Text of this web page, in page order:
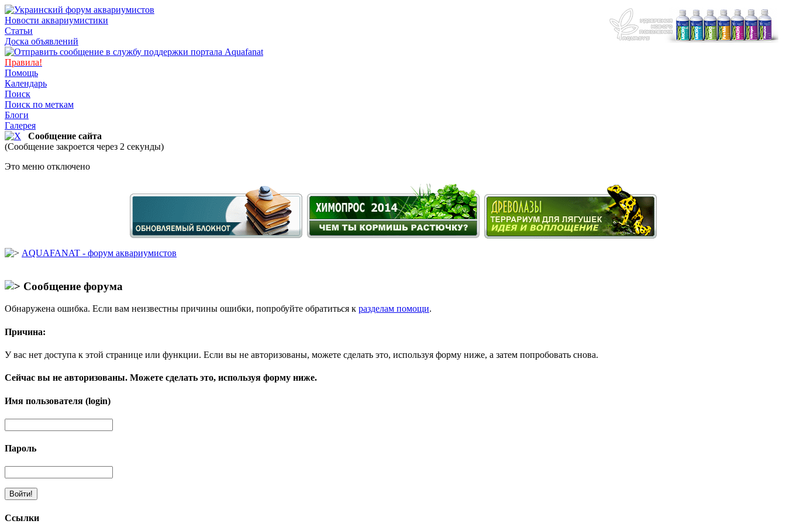
Новости аквариумистики
Статьи
Доска объявлений
Правила!
Помощь
Календарь
Поиск
Поиск по меткам
Блоги
Галерея
Сообщение сайта
(Сообщение закроется через 2 секунды)
Это меню отключено
AQUAFANAT - форум аквариумистов
Сообщение форума
Обнаружена ошибка. Если вам неизвестны причины ошибки, попробуйте обратиться к разделам помощи.
Причина:
У вас нет доступа к этой странице или функции. Если вы не авторизованы, можете сделать это, используя форму ниже, а затем попробовать снова.
Сейчас вы не авторизованы. Можете сделать это, используя форму ниже.
Имя пользователя (login)
Пароль
Ссылки